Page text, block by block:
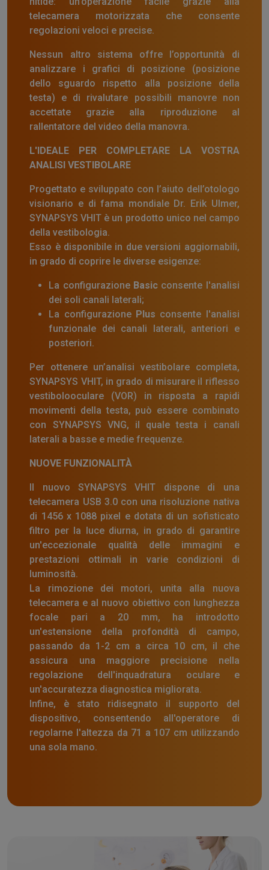
telecamera motorizzata che consente
regolazioni veloci e precise.
Nessun altro sistema offre l’opportunità di
analizzare i grafici di posizione (posizione
dello sguardo rispetto alla posizione della
testa) e di rivalutare possibili manovre non
accettate grazie alla riproduzione al
rallentatore del video della manovra.
L'IDEALE PER COMPLETARE LA VOSTRA
ANALISI VESTIBOLARE
Progettato e sviluppato con l’aiuto dell’otologo
visionario e di fama mondiale Dr. Erik Ulmer,
SYNAPSYS VHIT è un prodotto unico nel campo
della vestibologia.
Esso è disponibile in due versioni aggiornabili,
in grado di coprire le diverse esigenze:
La configurazione Basic consente l'analisi
dei soli canali laterali;
La configurazione Plus consente l'analisi
funzionale dei canali laterali, anteriori e
posteriori.
Per ottenere un’analisi vestibolare completa,
SYNAPSYS VHIT, in grado di misurare il riflesso
vestibolooculare (VOR) in risposta a rapidi
movimenti della testa, può essere combinato
con SYNAPSYS VNG, il quale testa i canali
laterali a basse e medie frequenze.
NUOVE FUNZIONALITÀ
Il nuovo SYNAPSYS VHIT dispone di una
telecamera USB 3.0 con una risoluzione nativa
di 1456 x 1088 pixel e dotata di un sofisticato
filtro per la luce diurna, in grado di garantire
un'eccezionale qualità delle immagini e
prestazioni ottimali in varie condizioni di
luminosità.
La rimozione dei motori, unita alla nuova
telecamera e al nuovo obiettivo con lunghezza
focale pari a 20 mm, ha introdotto
un'estensione della profondità di campo,
passando da 1-2 cm a circa 10 cm, il che
assicura una maggiore precisione nella
regolazione dell'inquadratura oculare e
un'accuratezza diagnostica migliorata.
Infine, è stato ridisegnato il supporto del
dispositivo, consentendo all'operatore di
regolarne l'altezza da 71 a 107 cm utilizzando
una sola mano.